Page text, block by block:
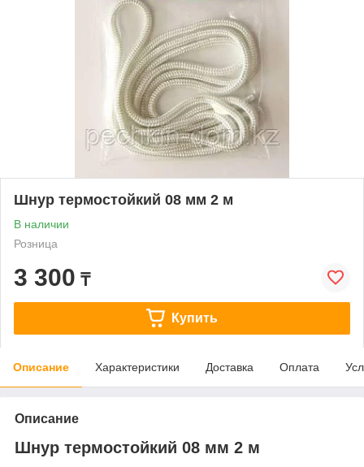
Шнур термостойкий 08 мм 2 м
В наличии
Розница
3 300 ₸
Купить
Описание Характеристики Доставка Оплата
Описание
Шнур термостойкий 08 мм 2 м